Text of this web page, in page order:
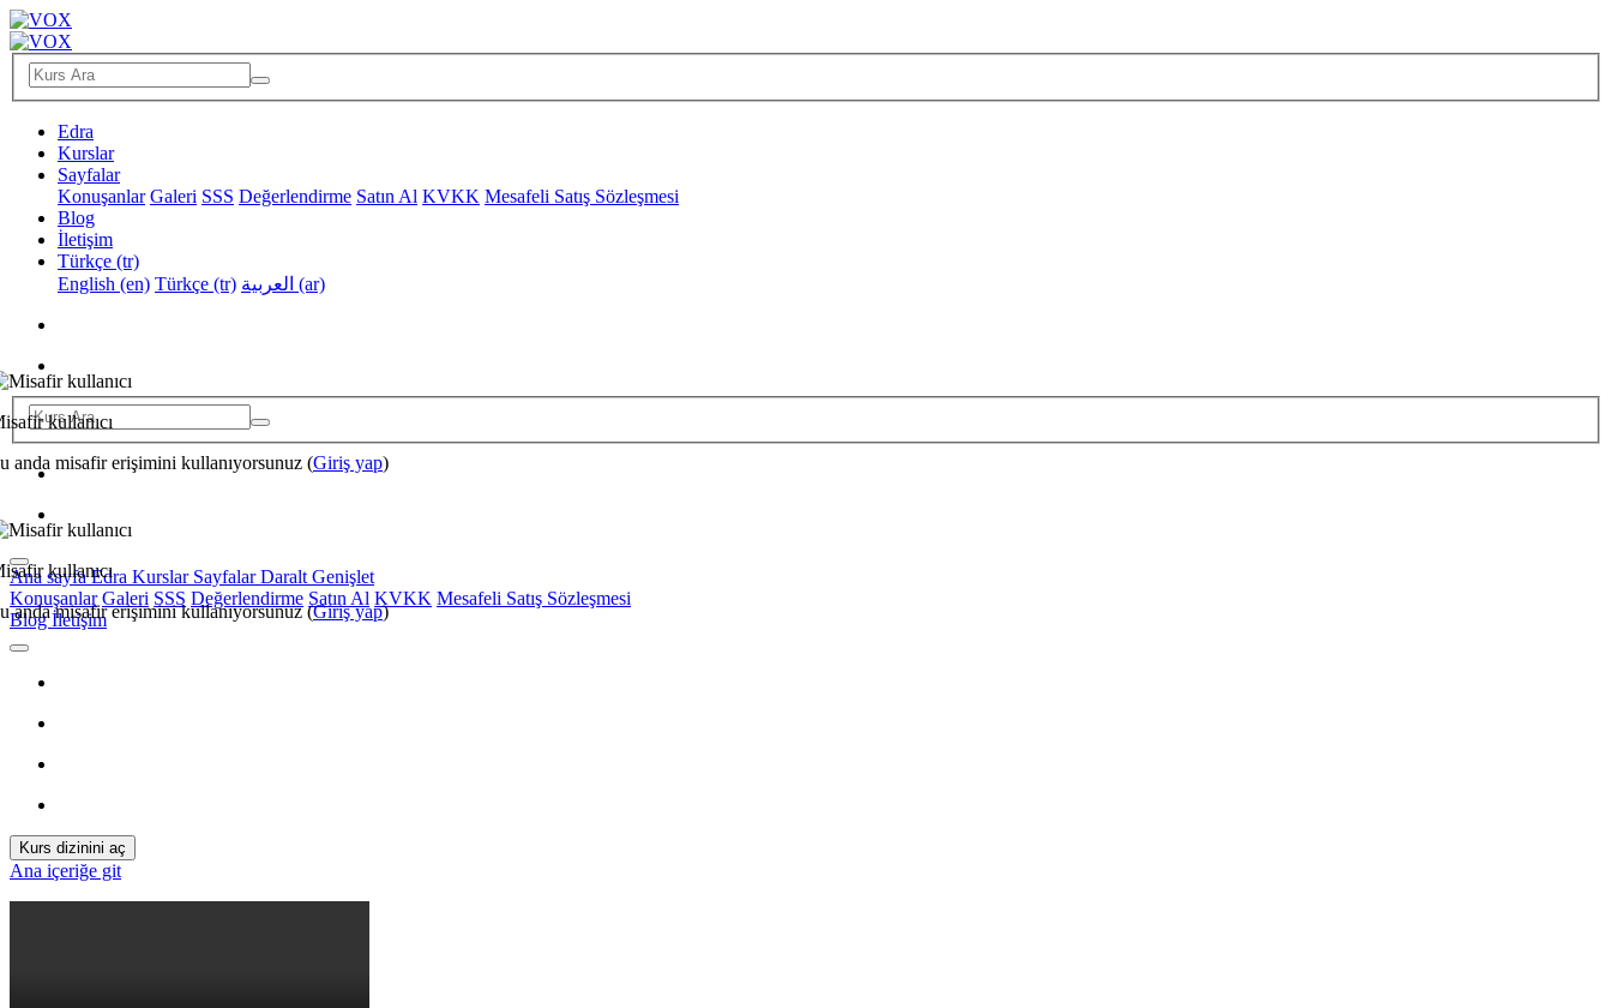
Edra
Kurslar
Sayfalar
Konuşanlar Galeri SSS Değerlendirme Satın Al KVKK Mesafeli Satış Sözleşmesi
Blog
İletişim
Türkçe ‎(tr)‎
English ‎(en)‎ Türkçe ‎(tr)‎ العربية ‎(ar)‎
kullanıcı
anda misafir erişimini kullanıyorsunuz (Giriş yap)
kullanıcı
anda misafir erişimini kullanıyorsunuz (Giriş yap)
Ana sayfaEdra Kurslar SayfalarDaralt Genişlet
Konuşanlar Galeri SSS Değerlendirme Satın Al KVKK Mesafeli Satış Sözleşmesi
Blogİletişim
Kurs dizinini aç
Ana içeriğe git